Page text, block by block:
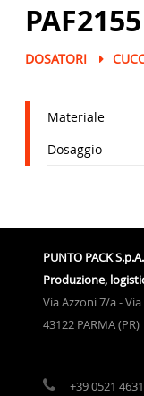
PAF2155
DOSATORI
Materiale
Dosaggio
PUNTO PACK
Produzione,
Via Azzoni 7/a -
43122 PARMA (PR)
+39 0521